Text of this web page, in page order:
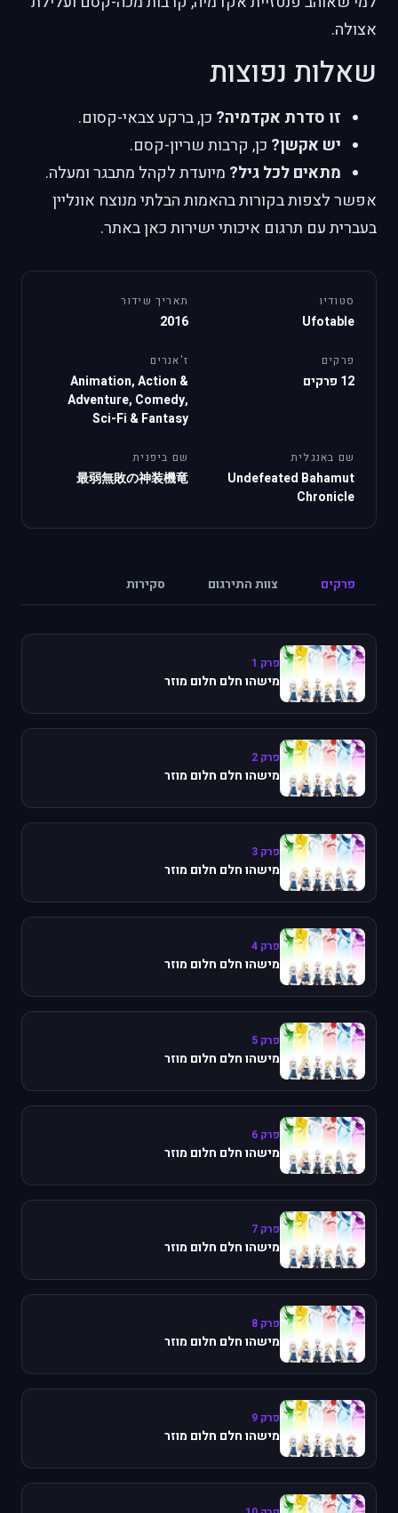
אצולה.
שאלות נפוצות
זו סדרת אקדמיה? כן, ברקע צבאי-קסום.
יש אקשן? כן, קרבות שריון-קסם.
מתאים לכל גיל? מיועדת לקהל מתבגר ומעלה.
אפשר לצפות בקורות בהאמות הבלתי מנוצח אונליין
בעברית עם תרגום איכותי ישירות כאן באתר.
סטודיו
Ufotable
תאריך שידור
2016
פרקים
12 פרקים
ז'אנרים
Animation, Action &
Adventure, Comedy,
Sci-Fi & Fantasy
שם באנגלית
Undefeated Bahamut
Chronicle
שם ביפנית
最弱無敗の神装機竜
פרקים צוות התירגום סקירות
פרק 1
מישהו חלם חלום מוזר
פרק 2
מישהו חלם חלום מוזר
פרק 3
מישהו חלם חלום מוזר
פרק 4
מישהו חלם חלום מוזר
פרק 5
מישהו חלם חלום מוזר
פרק 6
מישהו חלם חלום מוזר
פרק 7
מישהו חלם חלום מוזר
פרק 8
מישהו חלם חלום מוזר
פרק 9
מישהו חלם חלום מוזר